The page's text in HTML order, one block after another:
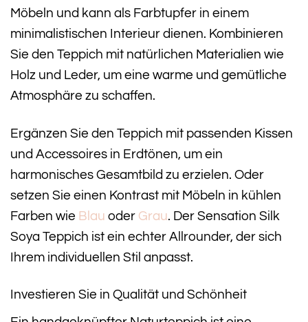
Möbeln und kann als Farbtupfer in einem
minimalistischen Interieur dienen. Kombinieren
Sie den Teppich mit natürlichen Materialien wie
Holz und Leder, um eine warme und gemütliche
Atmosphäre zu schaffen.
Ergänzen Sie den Teppich mit passenden Kissen
und Accessoires in Erdtönen, um ein
harmonisches Gesamtbild zu erzielen. Oder
setzen Sie einen Kontrast mit Möbeln in kühlen
Farben wie Blau oder Grau. Der Sensation Silk
Soya Teppich ist ein echter Allrounder, der sich
Ihrem individuellen Stil anpasst.
Investieren Sie in Qualität und Schönheit